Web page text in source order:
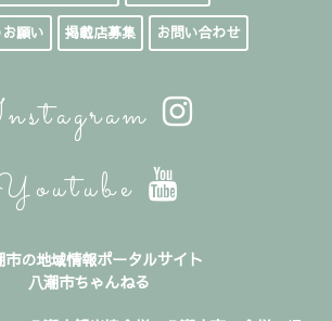
願い 掲載店募集 お問い合わせ
市の地域情報ポータルサイト
八潮市ちゃんねる